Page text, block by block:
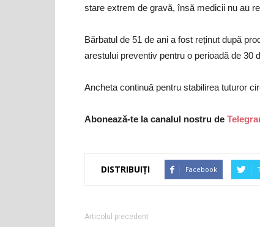
stare extrem de gravă, însă medicii nu au
Bărbatul de 51 de ani a fost reținut după
arestului preventiv pentru o perioadă de 30
Ancheta continuă pentru stabilirea tuturor
Abonează-te la canalul nostru de
DISTRIBUIȚI Facebook
Articolul precedent